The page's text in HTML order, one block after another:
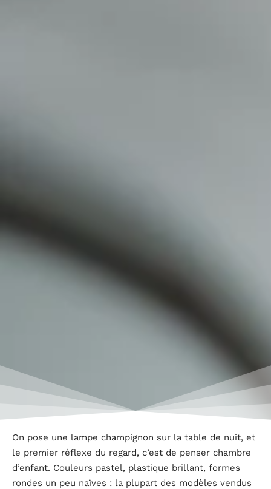
On pose une lampe champignon sur la table de nuit, et
le premier réflexe du regard, c’est de penser chambre
d’enfant. Couleurs pastel, plastique brillant, formes
rondes un peu naïves : la plupart des modèles vendus